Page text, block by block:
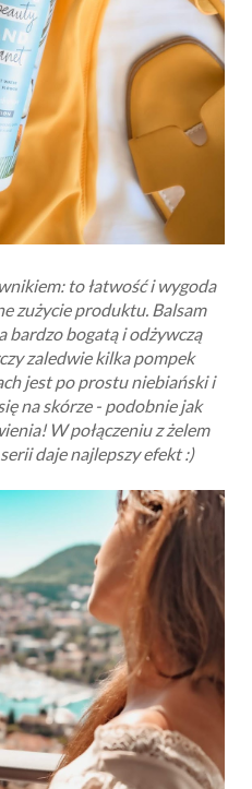
to łatwość i wygoda
zużycie produktu. Balsam
bardzo bogatą i odżywczą
zaledwie kilka pompek
jest po prostu niebiański i
na skórze - podobnie jak
W połączeniu z żelem
daje najlepszy efekt :)